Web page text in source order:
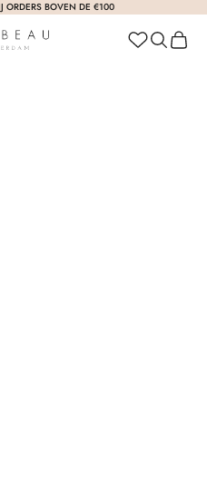
ORDERS BOVEN DE €100
webshop Zoeken